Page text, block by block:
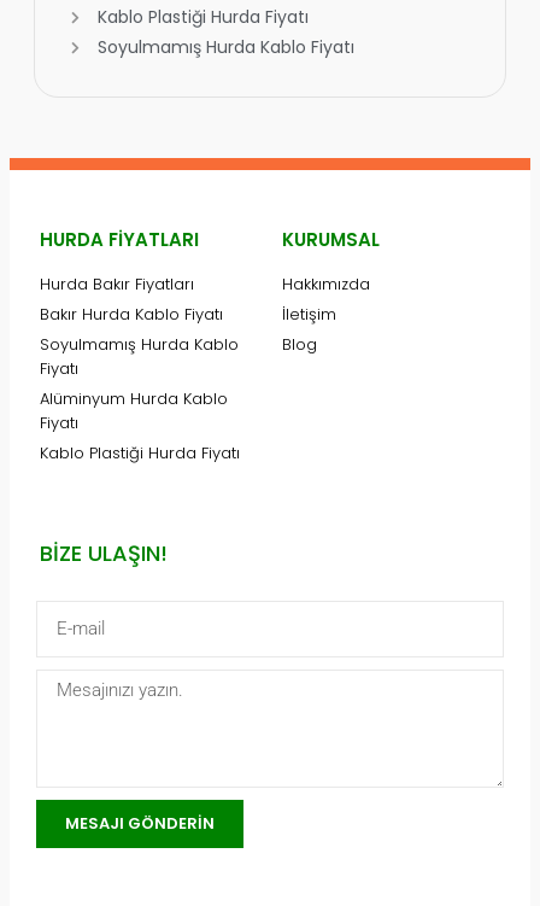
Kablo Plastiği Hurda Fiyatı
Soyulmamış Hurda Kablo Fiyatı
HURDA FIYATLARI
Hurda Bakır Fiyatları
Bakır Hurda Kablo Fiyatı
Soyulmamış Hurda Kablo
Fiyatı
Alüminyum Hurda Kablo
Fiyatı
Kablo Plastiği Hurda Fiyatı
KURUMSAL
Hakkımızda
İletişim
Blog
BIZE ULAŞIN!
MESAJI GÖNDERIN